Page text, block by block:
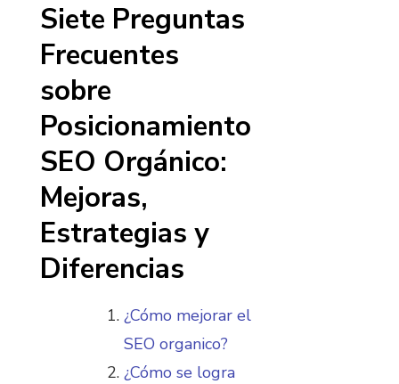
Siete Preguntas
Frecuentes
sobre
Posicionamiento
SEO Orgánico:
Mejoras,
Estrategias y
Diferencias
¿Cómo mejorar el
SEO organico?
¿Cómo se logra